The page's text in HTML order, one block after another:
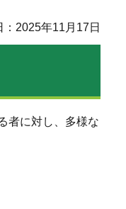
：2025年11月17日
者に対し、多様な